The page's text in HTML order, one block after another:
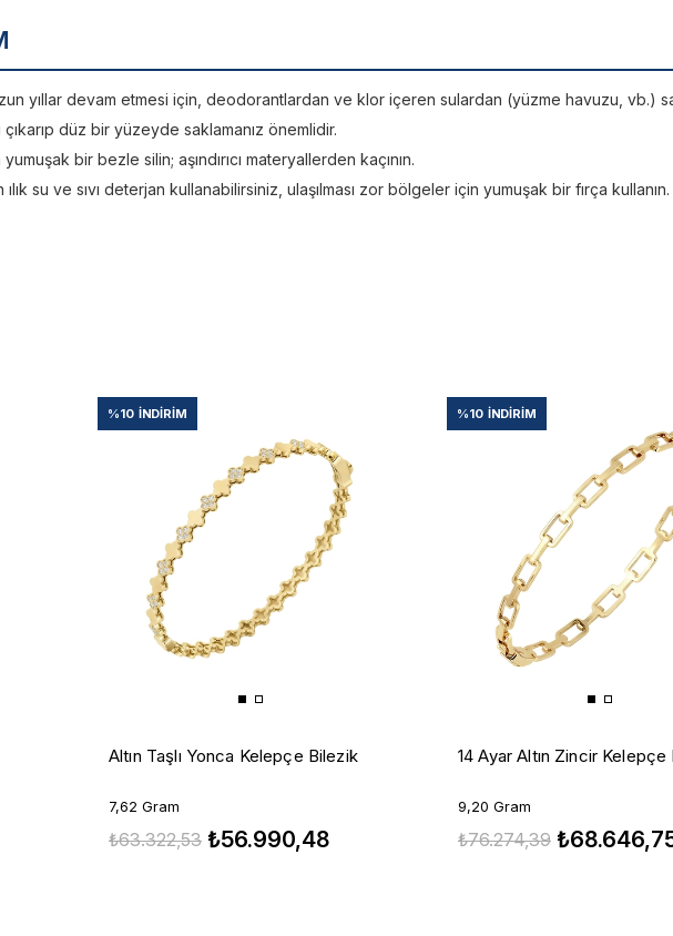
uzun yıllar devam etmesi için, deodorantlardan ve klor içeren sulardan (yüzme havuzu, vb.)
çıkarıp düz bir yüzeyde saklamanız önemlidir.
yumuşak bir bezle silin; aşındırıcı materyallerden kaçının.
ılık su ve sıvı deterjan kullanabilirsiniz, ulaşılması zor bölgeler için yumuşak bir fırça kullanın.
Altın Taşlı Yonca Kelepçe Bilezik
7,62 Gram
₺56.990,48
₺63.322,53
%10 İNDIRIM
14 Ayar Altın Zincir Kelepçe
9,20 Gram
₺76.274,39
%10 İNDIRIM